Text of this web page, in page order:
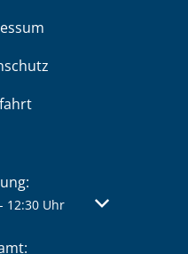
oder
- 12:30 Uhr Von 07:30 bis